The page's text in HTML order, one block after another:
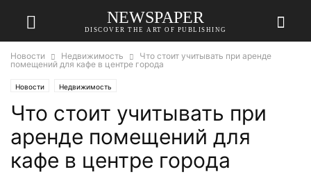
NEWSPAPER
DISCOVER THE ART OF PUBLISHING
Новости Недвижимость
Что стоит учитывать при аренде
помещений для кафе в центре города
Новости Недвижимость
Что стоит учитывать при
аренде помещений для
кафе в центре города